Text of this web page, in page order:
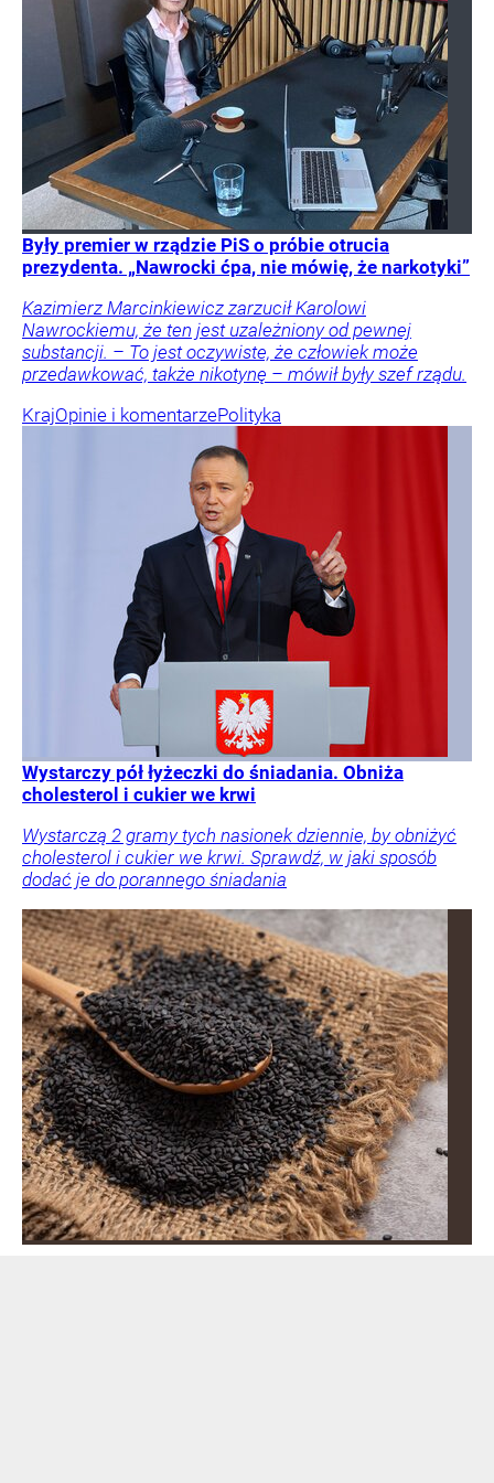
Były premier w rządzie PiS o próbie otrucia
prezydenta. „Nawrocki ćpa, nie mówię, że narkotyki”
Kazimierz Marcinkiewicz zarzucił Karolowi
Nawrockiemu, że ten jest uzależniony od pewnej
substancji. – To jest oczywiste, że człowiek może
przedawkować, także nikotynę – mówił były szef rządu.
KrajOpinie i komentarzePolityka
Wystarczy pół łyżeczki do śniadania. Obniża
cholesterol i cukier we krwi
Wystarczą 2 gramy tych nasionek dziennie, by obniżyć
cholesterol i cukier we krwi. Sprawdź, w jaki sposób
dodać je do porannego śniadania